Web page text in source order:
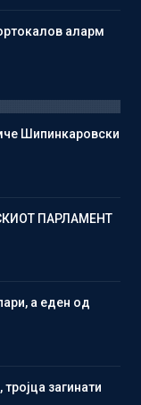
аларм
Шипинкаровски
ПАРЛАМЕНТ
а еден од
загинати